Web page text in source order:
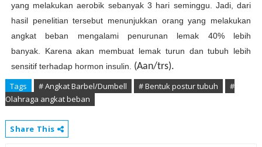
yang melakukan aerobik sebanyak 3 hari seminggu. Jadi, dari
hasil penelitian tersebut menunjukkan orang yang melakukan
angkat beban mengalami penurunan lemak 40% lebih
banyak.
Karena akan membuat lemak turun dan tubuh lebih
sensitif terhadap hormon insulin. (Aan/trs).
Tags # Angkat Barbel/Dumbell # Bentuk postur tubuh
#
Olahraga angkat beban
Share This